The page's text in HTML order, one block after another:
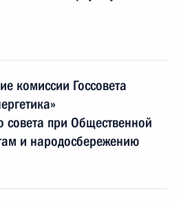
комиссии Госсовета
совета при Общественной
и народосбережению